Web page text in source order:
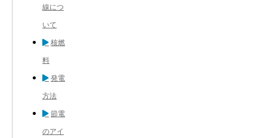
線につ
いて
核燃
料
発電
方法
節電
のアイ